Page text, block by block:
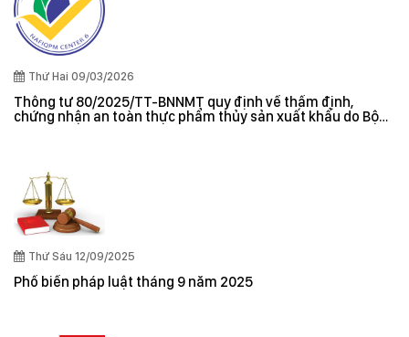
Thứ Hai 09/03/2026
Thông tư 80/2025/TT-BNNMT quy định về thẩm định,
chứng nhận an toàn thực phẩm thủy sản xuất khẩu do Bộ
Thứ Sáu 12/09/2025
Phổ biến pháp luật tháng 9 năm 2025